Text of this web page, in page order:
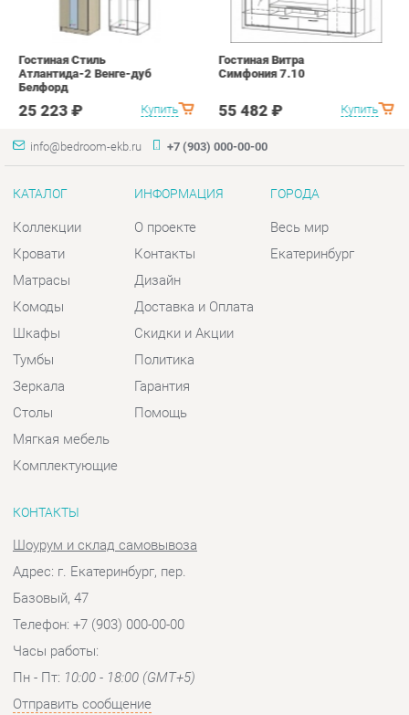
info@bedroom-ekb.ru +7 (903) 000-00-00
КАТАЛОГ
Коллекции
Матрасы
Шкафы
Тумбы
Зеркала
Столы
Мягкая мебель
Комплектующие
ИНФОРМАЦИЯ
О проекте
Дизайн
Скидки и Акции
Политика
Гарантия
Помощь
ГОРОДА
Шоурум и склад самовывоза
Адрес: г. Екатеринбург, пер.
Часы работы:
Отправить сообщение